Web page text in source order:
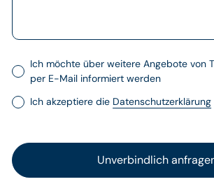
Ich möchte über weitere Angebote von
per E-Mail informiert werden
Ich akzeptiere die Datenschutzerklärung